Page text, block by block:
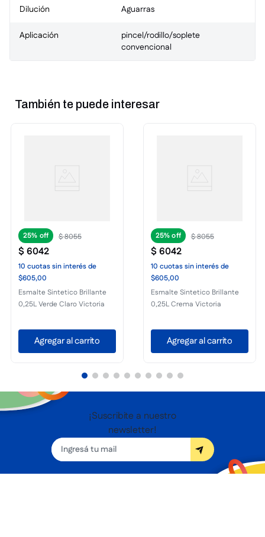
Dilución Aguarras
Aplicación
pincel/rodillo/soplete
convencional
También te puede interesar
25% $8055
$6042
10 cuotassin interésde
$605,00
Esmalte Sintetico Brillante
0,25L Verde Claro Victoria
Agregar al carrito
25% $8055
$6042
10 cuotassin interésde
$605,00
Esmalte Sintetico Brillante
0,25L Crema Victoria
Agregar al carrito
¡Suscribite a nuestro
newsletter!